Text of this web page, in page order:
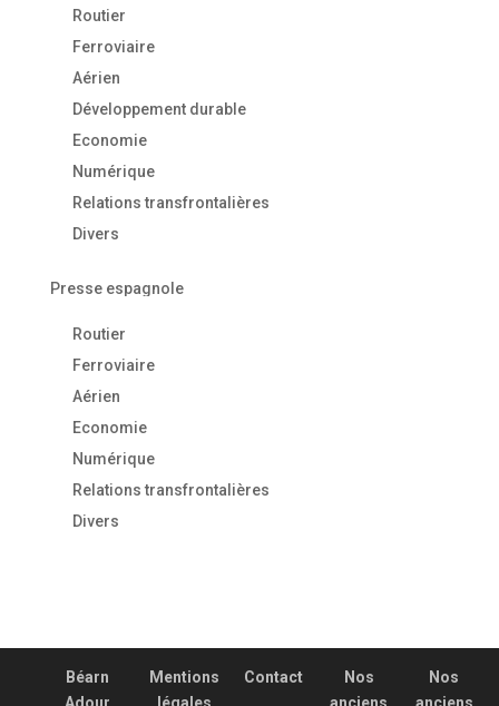
Routier
Ferroviaire
Aérien
Développement durable
Economie
Numérique
Relations transfrontalières
Divers
Presse espagnole
Routier
Ferroviaire
Aérien
Economie
Numérique
Relations transfrontalières
Divers
Béarn
Mentions
Contact
Nos
Nos